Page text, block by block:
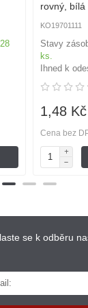
rovný, bílá
KO19701111
Stavy
ks.
Ihned k
1,48 Kč
Cena bez
se k odběru